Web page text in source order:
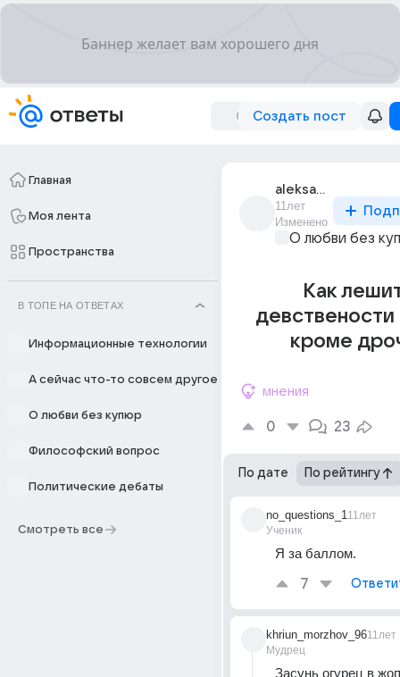
Создать пост
Главная
Моя лента
Пространства
В ТОПЕ НА ОТВЕТАХ
Информационные технологии
А сейчас что-то совсем другое
О любви без купюр
Философский вопрос
Политические дебаты
Смотреть все
aleksandr_sindii_1
11лет
Изменено
О любви без
Как
девствености
кроме
мнения
0 23
По дате По рейтингу
no_questions_1
Ученик
11лет
Я за баллом.
7
khriun_morzhov_96
Мудрец
11лет
Засунь огурец в